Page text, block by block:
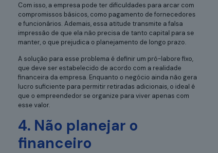
Com isso, a empresa pode ter dificuldades para arcar com
compromissos básicos, como pagamento de fornecedores
e funcionários. Ademais, essa atitude transmite a falsa
impressão de que ela não precisa de tanto capital para se
manter, o que prejudica o planejamento de longo prazo.
A solução para esse problema é definir um pró-labore fixo,
que deve ser estabelecido de acordo com a realidade
financeira da empresa. Enquanto o negócio ainda não gera
lucro suficiente para permitir retiradas adicionais, o ideal é
que o empreendedor se organize para viver apenas com
esse valor.
4. Não planejar o
financeiro